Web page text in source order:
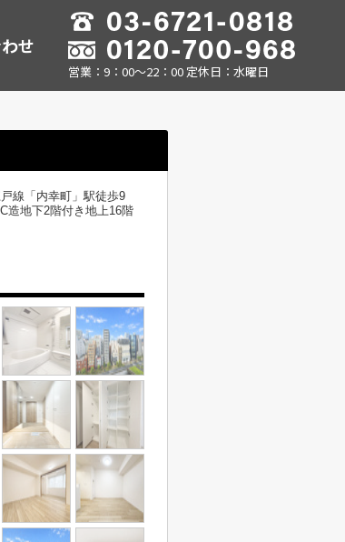
せ
営業：9：00～22：00 定休日：水曜日
線「内幸町」駅徒歩9
造地下2階付き地上16階